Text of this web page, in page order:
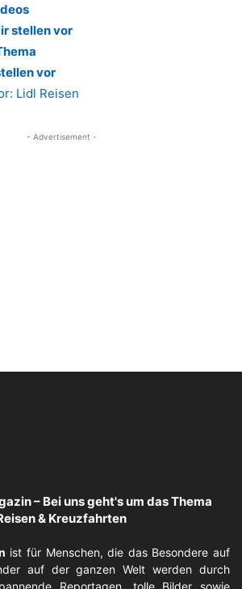
stellen vor
vor
Lidl Reisen
- Advertisement -
– Bei uns geht's um das Thema
& Kreuzfahrten
ist für Menschen, die das Besondere auf
auf der ganzen Welt werden durch
Reportagen, tolle Bilder sowie